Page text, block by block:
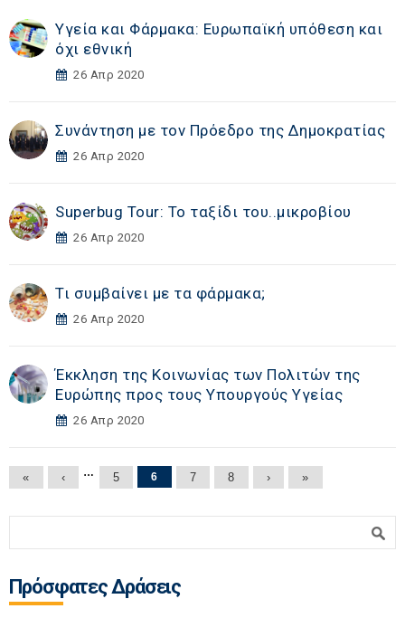
Υγεία και Φάρμακα: Ευρωπαϊκή υπόθεση και
όχι εθνική
26 Απρ 2020
Συνάντηση με τον Πρόεδρο της Δημοκρατίας
26 Απρ 2020
Superbug Tour: Το ταξίδι του..μικροβίου
26 Απρ 2020
Τι συμβαίνει με τα φάρμακα;
26 Απρ 2020
Έκκληση της Κοινωνίας των Πολιτών της
Ευρώπης προς τους Υπουργούς Υγείας
26 Απρ 2020
Σελίδες
« ‹ … 5 6 7 8 › »
Πρόσφατες Δράσεις